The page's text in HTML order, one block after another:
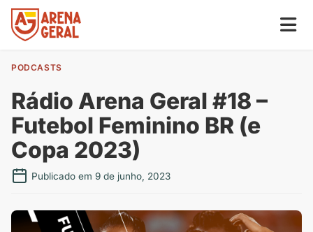
PODCASTS
Rádio Arena Geral #18 –
Futebol Feminino BR (e
Copa 2023)
Publicado em 9 de junho, 2023